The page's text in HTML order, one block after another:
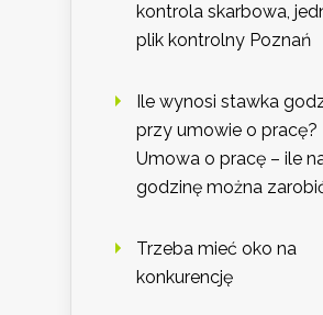
kontrola skarbowa,
plik kontrolny Poznań
Ile wynosi stawka
przy umowie o pracę?
Umowa o pracę – ile
godzinę można
Trzeba mieć oko na
konkurencję